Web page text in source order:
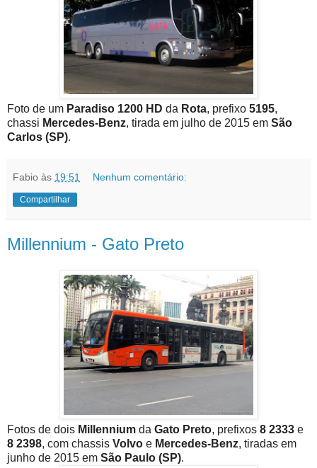
Foto de um Paradiso 1200 HD da Rota, prefixo 5195,
chassi Mercedes-Benz, tirada em julho de 2015 em São
Carlos (SP).
Fabio às 19:51 Nenhum comentário:
Compartilhar
Millennium - Gato Preto
Fotos de dois Millennium da Gato Preto, prefixos 8 2333 e
8 2398, com chassis Volvo e Mercedes-Benz, tiradas em
junho de 2015 em São Paulo (SP).